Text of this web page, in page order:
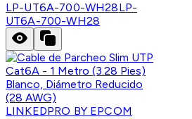
LP-UT6A-700-WH28LP-
UT6A-700-WH28
LINKEDPRO BY EPCOM